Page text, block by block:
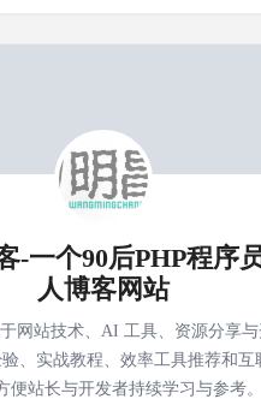
-一个90后PHP程序
人博客网站
网站技术、AI 工具、资源分享
、实战教程、效率工具推荐和互
便站长与开发者持续学习与参考。